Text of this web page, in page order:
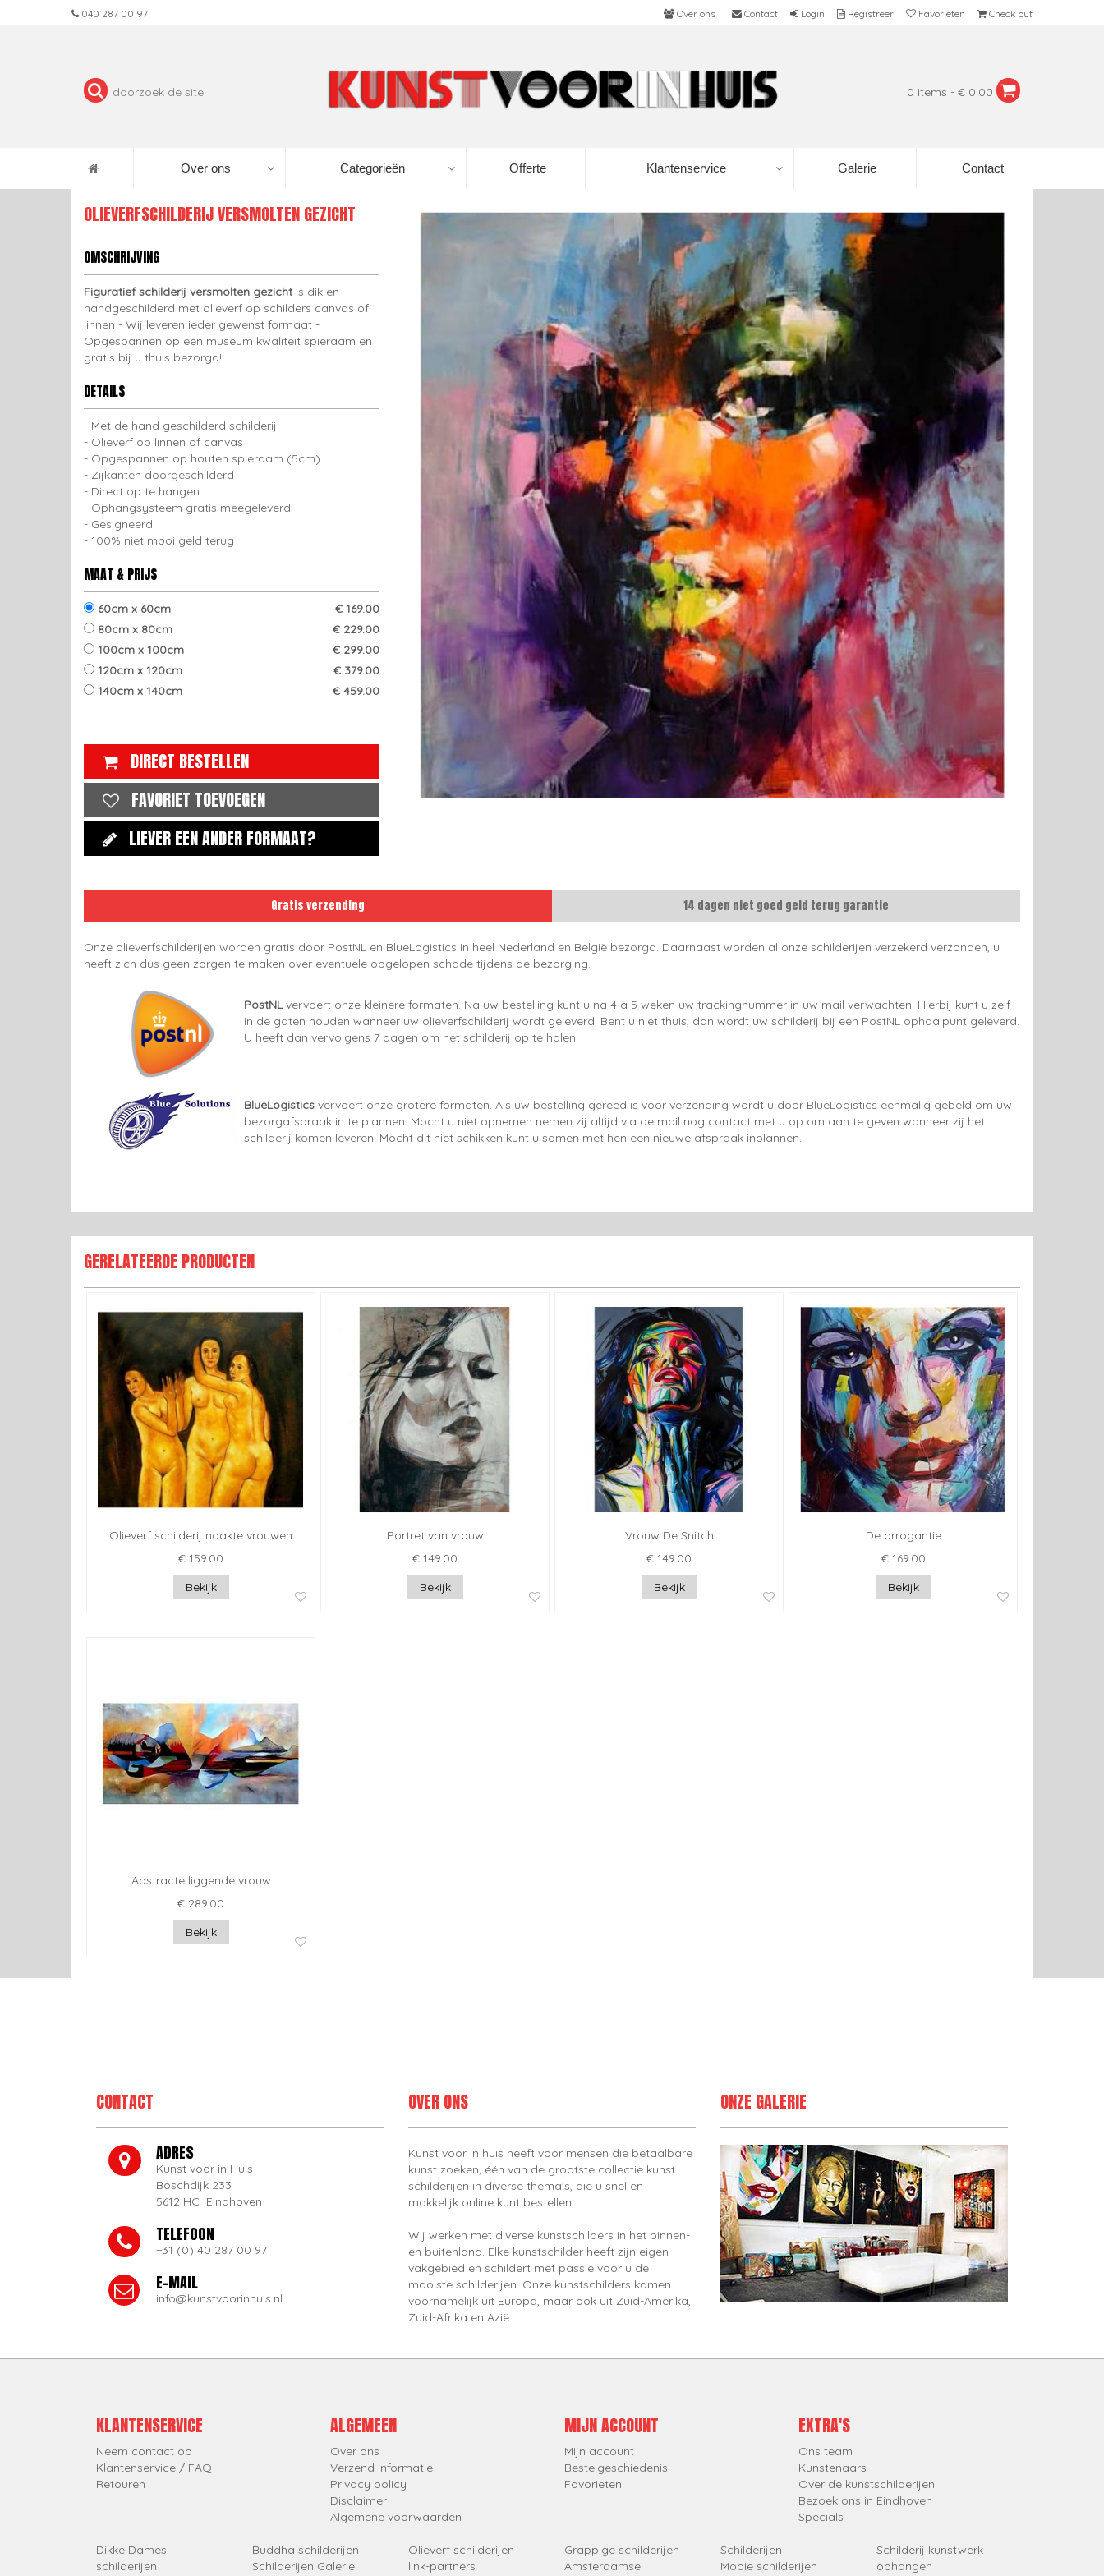
040 287 00 97 Over ons Contact Login Registreer Favorieten Check out
0 items - € 0.00
Over ons Categorieën Offerte Klantenservice Galerie Contact
OLIEVERFSCHILDERIJ VERSMOLTEN GEZICHT
OMSCHRIJVING
Figuratief schilderij versmolten gezicht is dik en
handgeschilderd met olieverf op schilders canvas of
linnen - Wij leveren ieder gewenst formaat -
Opgespannen op een museum kwaliteit spieraam en
gratis bij u thuis bezorgd!
DETAILS
Met de hand geschilderd schilderij
Olieverf op linnen of canvas
Opgespannen op houten spieraam (5cm)
Zijkanten doorgeschilderd
Direct op te hangen
Ophangsysteem gratis meegeleverd
Gesigneerd
100% niet mooi geld terug
MAAT & PRIJS
60cm x 60cm
€ 169.00
80cm x 80cm
€ 229.00
100cm x 100cm
€ 299.00
120cm x 120cm
€ 379.00
140cm x 140cm
€ 459.00
DIRECT BESTELLEN
FAVORIET TOEVOEGEN
LIEVER EEN ANDER FORMAAT?
Gratis verzending 14 dagen niet goed geld terug garantie
Onze olieverfschilderijen worden gratis door PostNL en BlueLogistics in heel Nederland en België bezorgd. Daarnaast worden al onze schilderijen verzekerd verzonden, u
heeft zich dus geen zorgen te maken over eventuele opgelopen schade tijdens de bezorging.
PostNLvervoert onze kleinere formaten. Na uw bestelling kunt u na 4 à 5 weken uw trackingnummer in uw mail verwachten. Hierbij kunt u zelf
in de gaten houden wanneer uw olieverfschilderij wordt geleverd. Bent u niet thuis, dan wordt uw schilderij bij een PostNL ophaalpunt geleverd.
U heeft dan vervolgens 7 dagen om het schilderij op te halen.
BlueLogistics vervoert onze grotere formaten. Als uw bestelling gereed is voor verzending wordt u door BlueLogistics eenmalig gebeld om uw
bezorgafspraak in te plannen. Mocht u niet opnemen nemen zij altijd via de mail nog contact met u op om aan te geven wanneer zij het
schilderij komen leveren. Mocht dit niet schikken kunt u samen met hen een nieuwe afspraak inplannen.
GERELATEERDE PRODUCTEN
Olieverf schilderij naakte vrouwen
€ 159.00
Bekijk
Portret van vrouw
€ 149.00
Bekijk
Vrouw De Snitch
€ 149.00
Bekijk
De arrogantie
€ 169.00
Bekijk
Abstracte liggende vrouw
€ 289.00
Bekijk
CONTACT
ADRES
Kunst voor in Huis
Boschdijk 233
5612 HC Eindhoven
TELEFOON
+31 (0) 40 287 00 97
E-MAIL
info@kunstvoorinhuis.nl
OVER ONS
Kunst voor in huis heeft voor mensen die betaalbare
kunst zoeken, één van de grootste collectie kunst
schilderijen in diverse thema's, die u snel en
makkelijk online kunt bestellen.
Wij werken met diverse kunstschilders in het binnen-
en buitenland. Elke kunstschilder heeft zijn eigen
vakgebied en schildert met passie voor u de
mooiste schilderijen. Onze kunstschilders komen
voornamelijk uit Europa, maar ook uit Zuid-Amerika,
Zuid-Afrika en Azië.
ONZE GALERIE
KLANTENSERVICE
Neem contact op
Klantenservice / FAQ
Retouren
ALGEMEEN
Over ons
Verzend informatie
Privacy policy
Disclaimer
Algemene voorwaarden
MIJN ACCOUNT
Mijn account
Bestelgeschiedenis
Favorieten
EXTRA'S
Ons team
Kunstenaars
Over de kunstschilderijen
Bezoek ons in Eindhoven
Specials
Dikke Dames
schilderijen
Buddha schilderijen
Schilderijen Galerie
Olieverf schilderijen
link-partners
Grappige schilderijen
Amsterdamse
Schilderijen
Mooie schilderijen
Schilderij kunstwerk
ophangen